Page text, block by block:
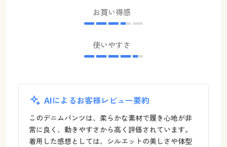
お買い得感
使いやすさ
AIによるお客様レビュー要約
このデニムパンツは、柔らかな素材で履き心地が非
常に良く、動きやすさから高く評価されています。
着用した感想としては、シルエットの美しさや体型